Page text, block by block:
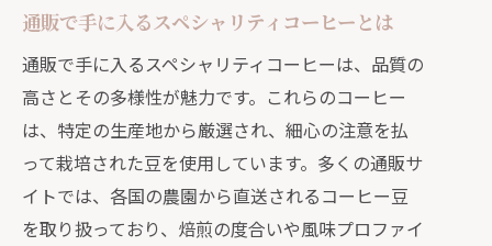
通販で叶える自宅での贅沢なコーヒー
時間
忙しい朝にぴったりの通販コーヒー提
案
日々のストレスを和らげる香り豊かな
豆の選び方
自分だけの特別なコーヒー時間を作る
通販で手に入るスペシャリティコーヒーとは
通販で手に入るスペシャリティコーヒーは、品質の
高さとその多様性が魅力です。これらのコーヒー
は、特定の生産地から厳選され、細心の注意を払
って栽培された豆を使用しています。多くの通販サ
イトでは、各国の農園から直送されるコーヒー豆
を取り扱っており、焙煎の度合いや風味プロファイ